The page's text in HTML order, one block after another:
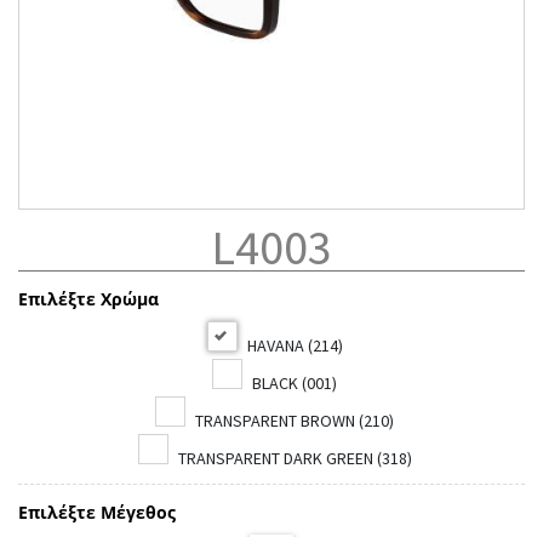
L4003
Επιλέξτε Χρώμα
HAVANA (214)
BLACK (001)
TRANSPARENT BROWN (210)
TRANSPARENT DARK GREEN (318)
Επιλέξτε Μέγεθος